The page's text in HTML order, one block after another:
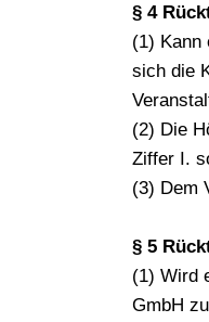
§ 4
(1) Kann
sich die
(2) Die
Ziffer I.
(3) Dem
§ 5
(1) Wird
GmbH